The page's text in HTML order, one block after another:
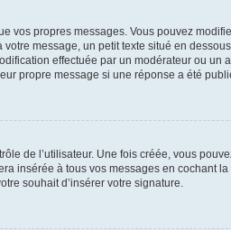
vos propres messages. Vous pouvez
message, un petit texte situé en
effectuée par un modérateur ou
propre message si une réponse a été
de l’utilisateur. Une fois créée, vous
insérée à tous vos messages en cochant
souhait d’insérer votre signature.